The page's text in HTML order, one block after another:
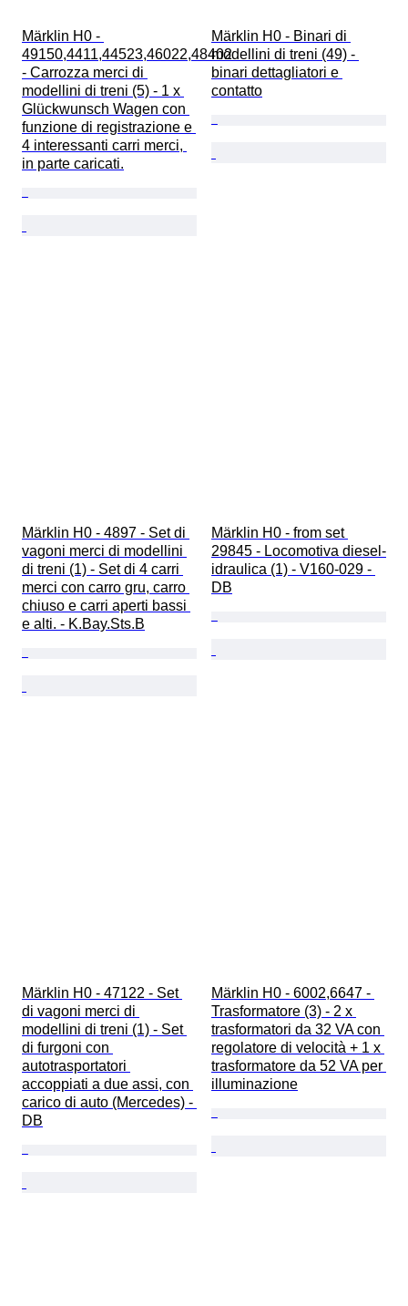
Märklin H0 -
49150,4411,44523,46022,48402
- Carrozza merci di
modellini di treni (5) - 1 x
Glückwunsch Wagen con
funzione di registrazione e
4 interessanti carri merci,
in parte caricati.
Märklin H0 - Binari di
modellini di treni (49) -
binari dettagliatori e
contatto
Märklin H0 - 4897 - Set di
vagoni merci di modellini
di treni (1) - Set di 4 carri
merci con carro gru, carro
chiuso e carri aperti bassi
e alti. - K.Bay.Sts.B
Märklin H0 - from set
29845 - Locomotiva diesel-
idraulica (1) - V160-029 -
DB
Märklin H0 - 47122 - Set
di vagoni merci di
modellini di treni (1) - Set
di furgoni con
autotrasportatori
accoppiati a due assi, con
carico di auto (Mercedes) -
DB
Märklin H0 - 6002,6647 -
Trasformatore (3) - 2 x
trasformatori da 32 VA con
regolatore di velocità + 1 x
trasformatore da 52 VA per
illuminazione